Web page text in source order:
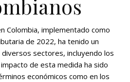
Colombia, implementado como
de 2022, ha tenido un
sectores, incluyendo los
de esta medida ha sido
económicos como en los